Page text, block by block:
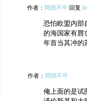
作者： 阿妞不牛 回复
恐怕欧盟内部
的海国家有
年首当其冲的
作者： 阿妞不牛
俺上面的是试